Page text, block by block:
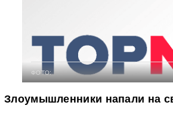
ФОТО:
Злоумышленники напали на